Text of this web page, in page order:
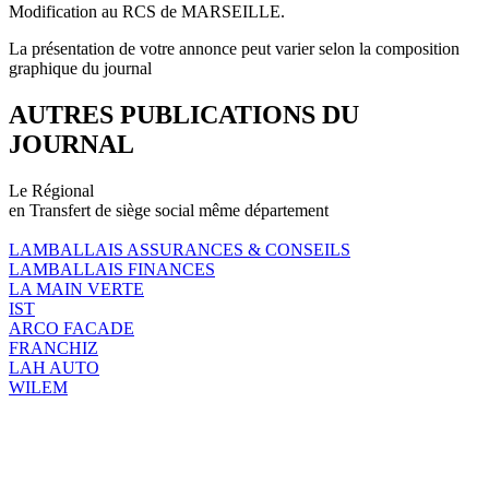
Modification au RCS de MARSEILLE.
La présentation de votre annonce peut varier selon la composition
graphique du journal
AUTRES PUBLICATIONS DU
JOURNAL
Le Régional
en Transfert de siège social même département
LAMBALLAIS ASSURANCES & CONSEILS
LAMBALLAIS FINANCES
LA MAIN VERTE
IST
ARCO FACADE
FRANCHIZ
LAH AUTO
WILEM